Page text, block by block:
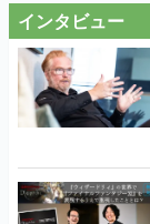
インタビュー